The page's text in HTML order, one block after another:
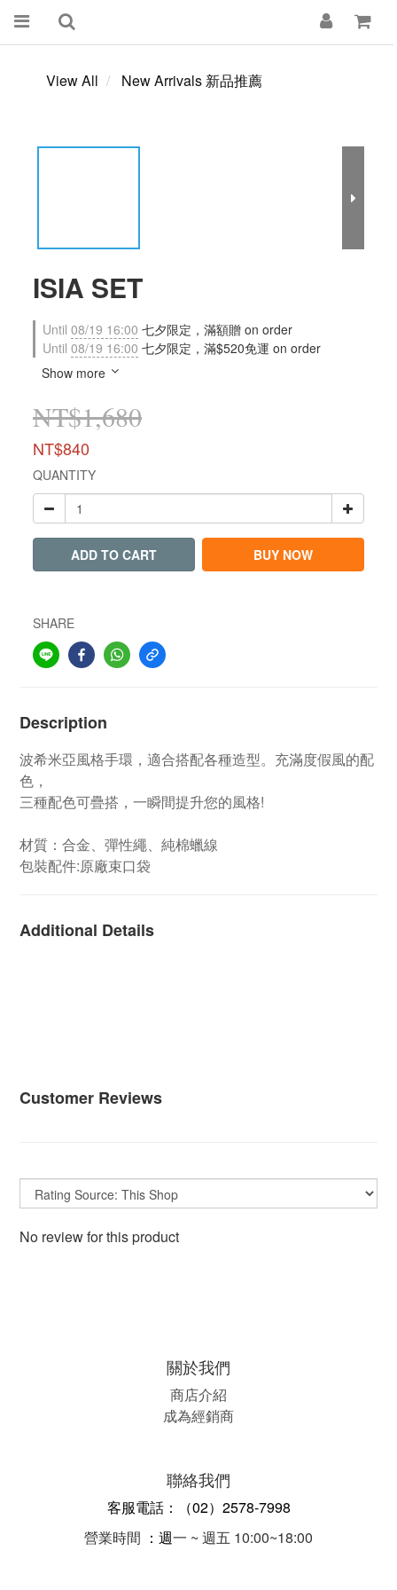
View All New Arrivals 新品推薦
ISIA SET
Until 08/19 16:00 七夕限定，滿額贈 on order
Until 08/19 16:00 七夕限定，滿$520免運 on order
Show more
NT$1,680
NT$840
QUANTITY
ADD TO CART BUY NOW
SHARE
Description
波希米亞風格手環，適合搭配各種造型。充滿度假風的配
色，
三種配色可疊搭，一瞬間提升您的風格!
材質：合金、彈性繩、純棉蠟線
包裝配件:原廠束口袋
Additional Details
Customer Reviews
No review for this product
關於我們
商店介紹
成為經銷商
聯絡我們
客服電話：（02）2578-7998
營業時間 ：週一 ~ 週五 10:00~18:00